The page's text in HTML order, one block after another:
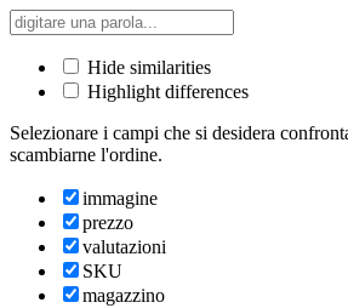
Hide similarities
Highlight differences
Selezionare i campi che si desidera
scambiarne l'ordine.
immagine
prezzo
valutazioni
SKU
magazzino